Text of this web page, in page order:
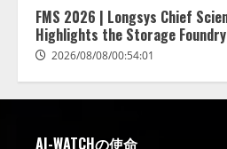
FMS 2026 | Longsys Chief
Highlights the Storage
2026/08/08/00:54:01
AI-WATCHの使命